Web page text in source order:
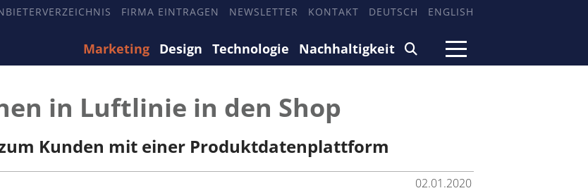
FIRMA EINTRAGEN NEWSLETTER KONTAKT DEUTSCH ENGLISH
Marketing Design Technologie Nachhaltigkeit
in Luftlinie in den Shop
Kunden mit einer Produktdatenplattform
02.01.2020